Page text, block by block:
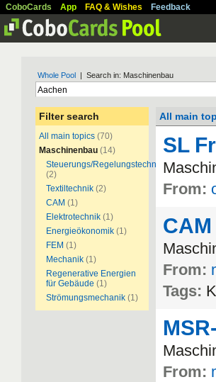
CoboCards App FAQ & Wishes Feedback
Whole Pool | Search in: Maschinenbau
Filter search
All main topics (70)
Maschinenbau (14)
Steuerungs/Regelungstechnik
(2)
Textiltechnik (2)
CAM (1)
Elektrotechnik (1)
Energieökonomik (1)
FEM (1)
Mechanik (1)
Regenerative Energien
für Gebäude (1)
Strömungsmechanik (1)
All main
SL
From:
CAM
From:
Tags:
From: